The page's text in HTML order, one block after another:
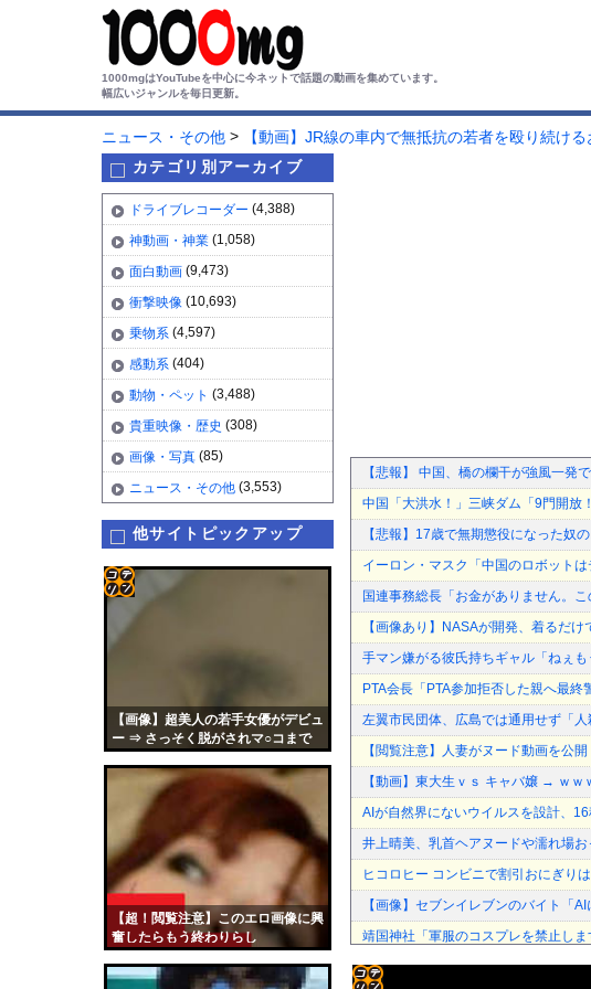
1000mgはYouTubeを中心に今ネットで話題の動画を集めています。
幅広いジャンルを毎日更新。
ニュース・その他 >
【動画】JR線の車内で無抵抗の若者を殴り続ける
カテゴリ別アーカイブ
ドライブレコーダー (4,388)
神動画・神業 (1,058)
面白動画 (9,473)
衝撃映像 (10,693)
乗物系 (4,597)
感動系 (404)
動物・ペット (3,488)
貴重映像・歴史 (308)
画像・写真 (85)
ニュース・その他 (3,553)
他サイトピックアップ
【画像】超美人の若手女優がデビュ
ー ⇒ さっそく脱がされマ○コまで
【超！閲覧注意】このエロ画像に興
奮したらもう終わりらし
リン
定リ
ンク
自動
ル
【悲報】 中国、橋の欄干が強風一発
中国「大洪水！」三峡ダム「9門開放
【悲報】17歳で無期懲役になった奴
イーロン・マスク「中国のロボットは
国連事務総長「お金がありません。
【画像あり】NASAが開発、着るだ
手マン嫌がる彼氏持ちギャル「ねぇ
PTA会長「PTA参加拒否した親へ最終
左翼市民団体、広島では通用せず「
【閲覧注意】人妻がヌード動画を公
【動画】東大生ｖｓ キャバ嬢 → ｗ
AIが自然界にないウイルスを設計、
井上晴美、乳首ヘアヌードや濡れ場
ヒコロヒー コンビニで割引おにぎり
【画像】セブンイレブンのバイト「
靖国神社「軍服のコスプレを禁止しま
もしかして民主主義ってさ…他